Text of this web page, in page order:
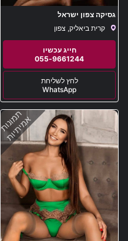
גסיקה צפון ישראל
קרית ביאליק, צפון
055-9661244
WhatsApp
תמונות
אמיתיות